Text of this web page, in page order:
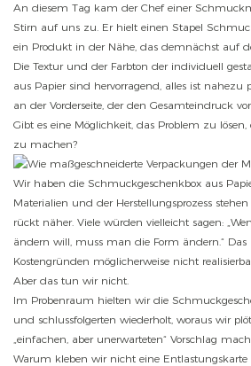
An diesem Tag kam der Chef einer
Stirn auf uns zu. Er hielt einen Stapel
ein Produkt in der Nähe, das demnächst auf
Die Textur und der Farbton der individuell
aus Papier sind hervorragend, alles ist nahezu
an der Vorderseite, der den Gesamteindruck
Gibt es eine Möglichkeit, das Problem zu
zu machen?
Wir haben die Schmuckgeschenkbox aus
Materialien und der Herstellungsprozess
rückt näher. Viele würden vielleicht sagen:
ändern will, muss man die Form ändern.“
Kostengründen möglicherweise nicht
Aber das tun wir nicht.
Im Probenraum hielten wir die
und schlussfolgerten wiederholt, woraus wir
„einfachen, aber unerwarteten“ Vorschlag
Warum kleben wir nicht eine Entlastungskarte